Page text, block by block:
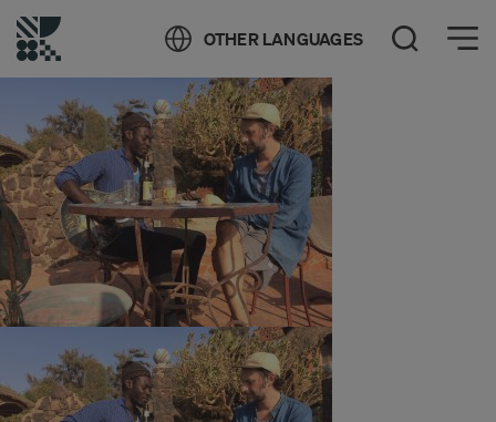
OTHER LANGUAGES Öppna sök
Öppna meny